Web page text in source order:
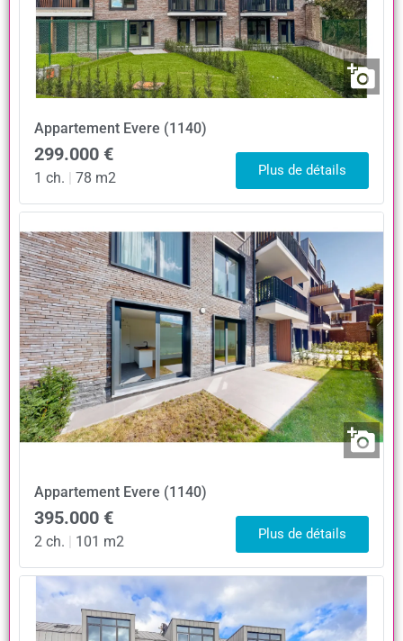
Appartement Evere (1140)
299.000 €
1 ch. 78 m2 Plus de détails
Appartement Evere (1140)
395.000 €
2 ch. | 101 m2 Plus de détails